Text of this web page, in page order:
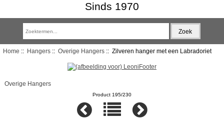
Sinds 1970
Home :: Hangers:: Overige Hangers:: Zilveren hanger met een Labradoriet
Overige Hangers
Product 195/230